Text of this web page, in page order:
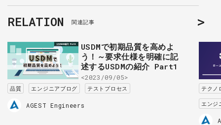
RELATION 関連記事
USDMで初期品質を高めよ
う！～要求仕様を明確に記
述するUSDMの紹介 Part1
<2023/09/05>
品質 エンジニアブログ テストプロセス
AGEST Engineers
テクノ
エンジ